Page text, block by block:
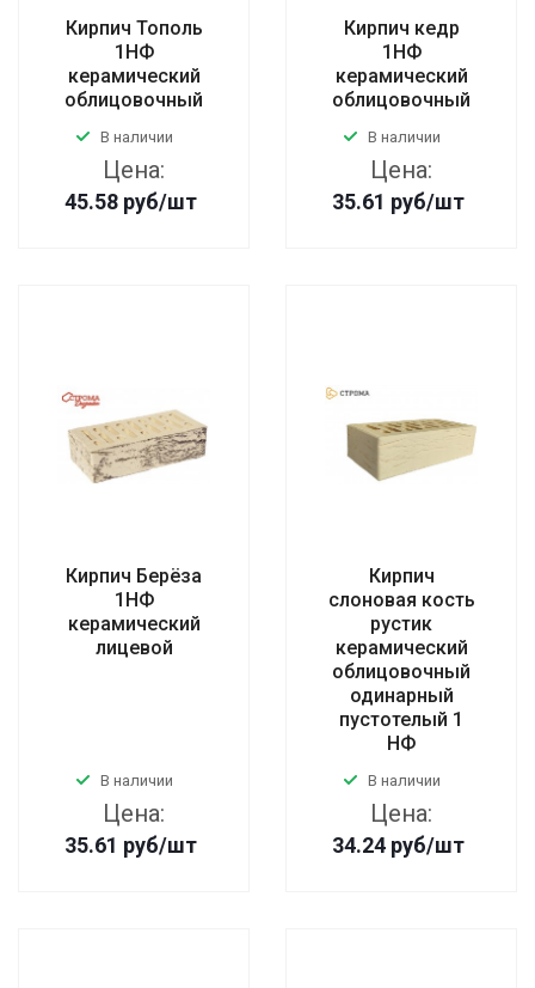
Кирпич Тополь
1НФ
керамический
облицовочный
В наличии
Цена:
45.58 руб/шт
Кирпич кедр
1НФ
керамический
облицовочный
В наличии
Цена:
35.61 руб/шт
Кирпич Берёза
1НФ
керамический
лицевой
В наличии
Цена:
35.61 руб/шт
Кирпич
слоновая кость
рустик
керамический
облицовочный
одинарный
пустотелый 1
НФ
В наличии
Цена:
34.24 руб/шт